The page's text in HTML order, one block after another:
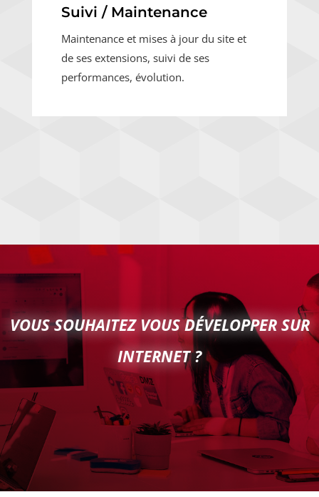
Suivi / Maintenance
Maintenance et mises à jour du site et
de ses extensions, suivi de ses
performances, évolution.
VOUS SOUHAITEZ VOUS DÉVELOPPER SUR
INTERNET ?